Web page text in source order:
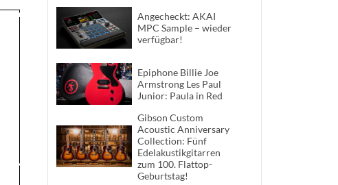
Angecheckt: AKAI
MPC Sample – wieder
verfügbar!
Epiphone Billie Joe
Armstrong Les Paul
Junior: Paula in Red
Gibson Custom
Acoustic Anniversary
Collection: Fünf
Edelakustikgitarren
zum 100. Flattop-
Geburtstag!